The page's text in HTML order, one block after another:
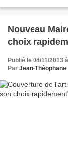
Nouveau
choix
Publié le 04/11/2013
Par Jean-Théophane